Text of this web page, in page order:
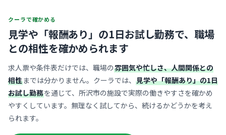
クーラで確かめる
見学や「報酬あり」の1日お試し勤務で、 職場
との相性を確かめられます
求人票や条件表だけでは、職場の雰囲気や忙しさ、人間関係との
相性までは分かりません。クーラでは、 見学や「報酬あり」の1日
お試し勤務を通じて、所沢市の施設で実際の働きやすさを確かめ
やすくしています。無理なく試してから、続けるかどうかを考え
られます。